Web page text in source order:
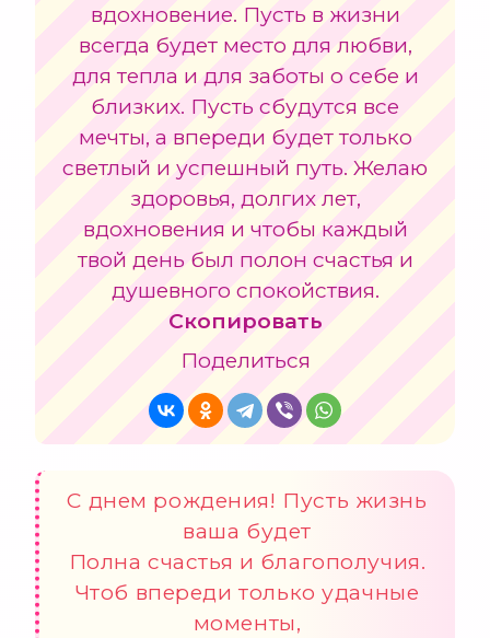
вдохновение. Пусть в жизни
всегда будет место для любви,
для тепла и для заботы о себе и
близких. Пусть сбудутся все
мечты, а впереди будет только
светлый и успешный путь. Желаю
здоровья, долгих лет,
вдохновения и чтобы каждый
твой день был полон счастья и
душевного спокойствия.
Скопировать
Поделиться
С днем рождения! Пусть жизнь
ваша будет
Полна счастья и благополучия.
Чтоб впереди только удачные
моменты,